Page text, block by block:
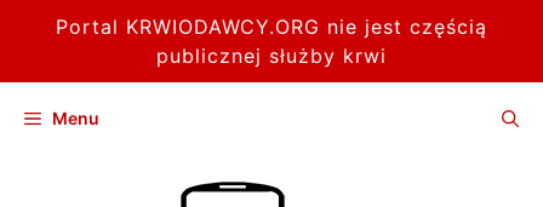
Portal KRWIODAWCY.ORG nie jest częścią
publicznej służby krwi
Menu